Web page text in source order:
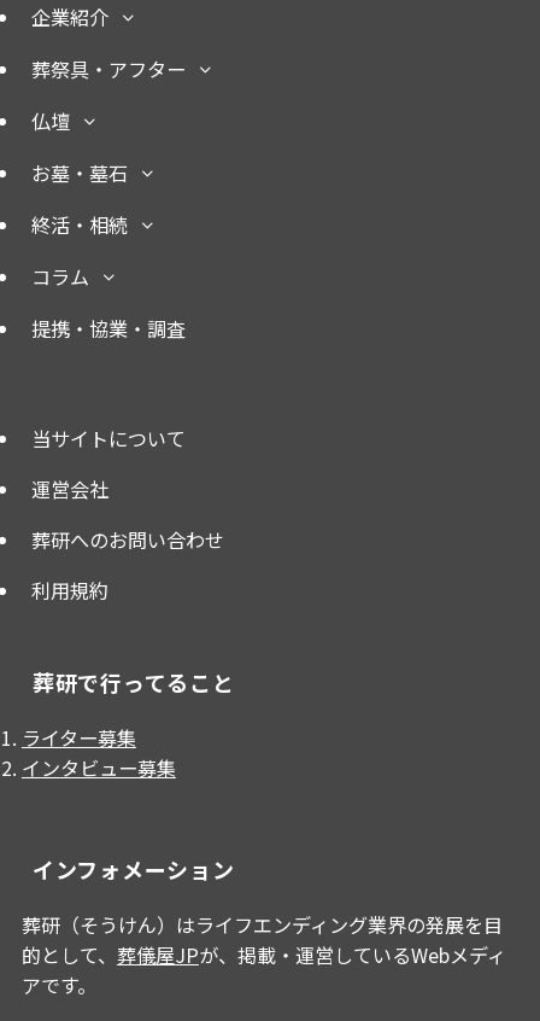
企業紹介
葬祭具・アフター
仏壇
お墓・墓石
終活・相続
コラム
提携・協業・調査
当サイトについて
運営会社
葬研へのお問い合わせ
利用規約
葬研で行ってること
ライター募集
インタビュー募集
インフォメーション
葬研（そうけん）はライフエンディング業界の発展を目
的として、 葬儀屋JPが、掲載・運営しているWebメディ
アです。